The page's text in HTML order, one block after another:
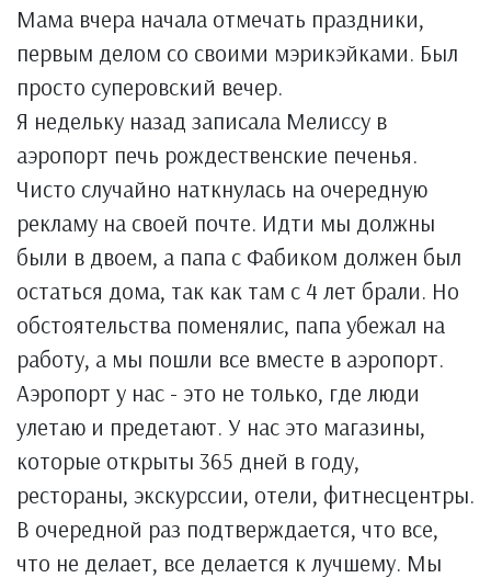
Мама вчера начала отмечать праздники,
первым делом со своими мэрикэйками. Был
просто суперовский вечер.
Я недельку назад записала Мелиссу в
аэропорт печь рождественские печенья.
Чисто случайно наткнулась на очередную
рекламу на своей почте. Идти мы должны
были в двоем, а папа с Фабиком должен был
остаться дома, так как там с 4 лет брали. Но
обстоятельства поменялис, папа убежал на
работу, а мы пошли все вместе в аэропорт.
Аэропорт у нас - это не только, где люди
улетаю и предетают. У нас это магазины,
которые открыты 365 дней в году,
рестораны, экскурссии, отели, фитнесцентры.
В очередной раз подтверждается, что все,
что не делает, все делается к лучшему. Мы